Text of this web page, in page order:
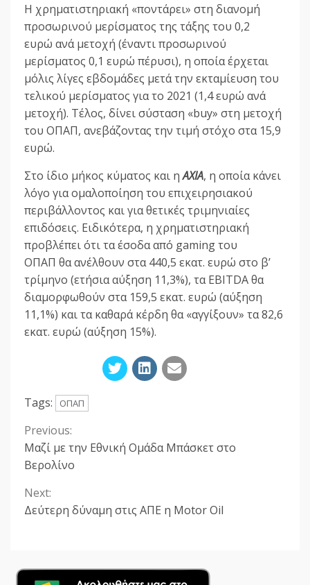
Η χρηματιστηριακή «ποντάρει» στη διανομή
προσωρινού μερίσματος της τάξης του 0,2
ευρώ ανά μετοχή (έναντι προσωρινού
μερίσματος 0,1 ευρώ πέρυσι), η οποία έρχεται
μόλις λίγες εβδομάδες μετά την εκταμίευση του
τελικού μερίσματος για το 2021 (1,4 ευρώ ανά
μετοχή). Τέλος, δίνει σύσταση «buy» στη μετοχή
του ΟΠΑΠ, ανεβάζοντας την τιμή στόχο στα 15,9
ευρώ.
Στο ίδιο μήκος κύματος και ηAXIA, η οποία κάνει
λόγο για ομαλοποίηση του επιχειρησιακού
περιβάλλοντος και για θετικές τριμηνιαίες
επιδόσεις. Ειδικότερα, η χρηματιστηριακή
προβλέπει ότι τα έσοδα από gaming του
ΟΠΑΠ θα ανέλθουν στα 440,5 εκατ. ευρώ στο β’
τρίμηνο (ετήσια αύξηση 11,3%), τα EBITDA θα
διαμορφωθούν στα 159,5 εκατ. ευρώ (αύξηση
11,1%) και τα καθαρά κέρδη θα «αγγίξουν» τα 82,6
εκατ. ευρώ (αύξηση 15%).
Tags: ΟΠΑΠ
Continue
Reading
Previous:
Μαζί με την Εθνική Ομάδα Μπάσκετ στο
Βερολίνο
Next:
Δεύτερη δύναμη στις ΑΠΕ η Motor Oil